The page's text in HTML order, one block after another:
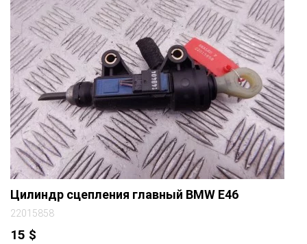
Цилиндр сцепления главный BMW E46
22015858
15 $